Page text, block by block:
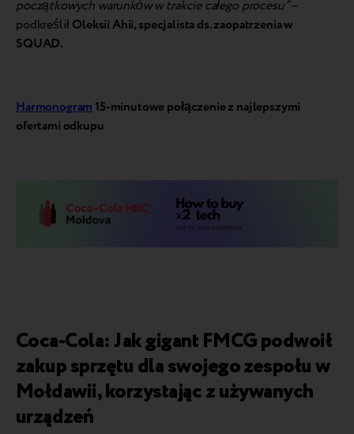
początkowych warunków w trakcie całego procesu” –
podkreślił Oleksii Ahii, specjalista ds. zaopatrzenia w
SQUAD.
Harmonogram15-minutowe połączenie z najlepszymi
ofertami odkupu
Coca-Cola: Jak gigant FMCG podwoił
zakup sprzętu dla swojego zespołu w
Mołdawii, korzystając z używanych
urządzeń